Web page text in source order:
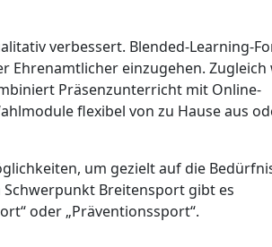
verbessert. Blended-Learning-
Ehrenamtlicher einzugehen. Zugleich
Präsenzunterricht mit Online-
flexibel von zu Hause aus
um gezielt auf die
Breitensport gibt es
oder „Präventionssport“.